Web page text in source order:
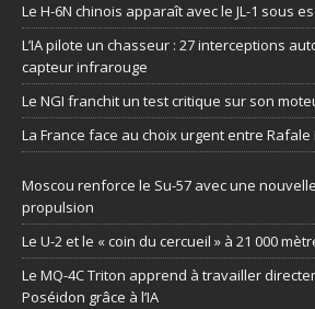
Le H-6N chinois apparaît avec le JL-1 sous
L’IA pilote un chasseur : 27 interceptions
capteur infrarouge
Le NGI franchit un test critique sur son
La France face au choix urgent entre Rafale
Moscou renforce le Su-57 avec une
propulsion
Le U-2 et le « coin du cercueil » à 21 000
Le MQ-4C Triton apprend à travailler
Poséidon grâce à l’IA